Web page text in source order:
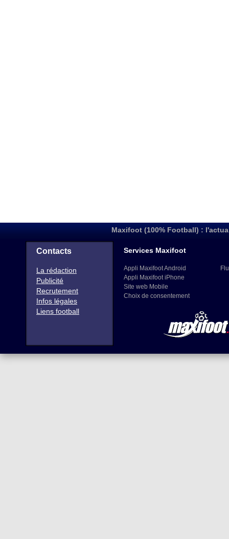
Maxifoot (100% Football) :
Contacts
La rédaction
Publicité
Recrutement
Infos légales
Liens football
Services Maxifoot
Appli Maxifoot Android
Appli Maxifoot iPhone
Site web Mobile
Choix de consentement